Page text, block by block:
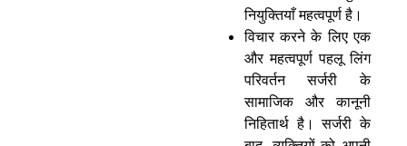
नियुक्तियाँ महत्वपूर्ण है।
विचार करने के लिए एक
और महत्वपूर्ण पहलू लिंग
परिवर्तन सर्जरी के
सामाजिक और कानूनी
निहितार्थ है। सर्जरी के